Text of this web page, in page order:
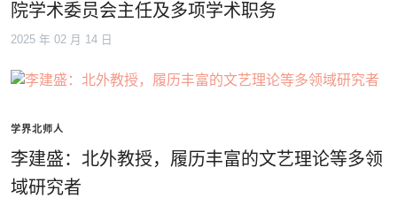
院学术委员会主任及多项学术职务
2025 年 02 月 14 日
学界北师人
李建盛：北外教授，履历丰富的文艺理论等多领
域研究者